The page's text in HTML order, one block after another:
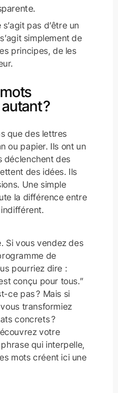
pas d’être un
simplement de
principes, de les
?
que des lettres
ou papier. Ils ont un
déclenchent des
des idées. Ils
Une simple
la différence entre
Si vous vendez des
de
pourriez dire :
conçu pour tous.”
ce pas ? Mais si
transformiez
concrets ?
votre
qui interpelle,
mots créent ici une